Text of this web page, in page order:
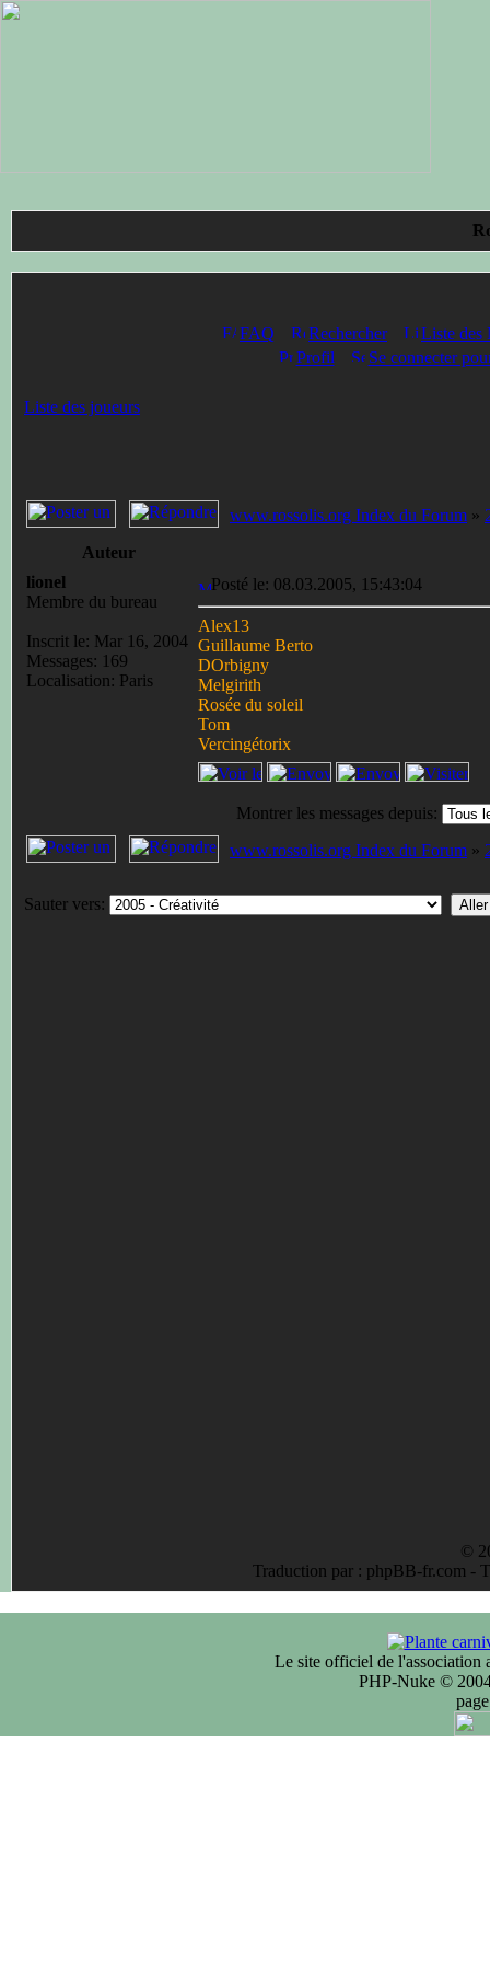
FAQ Rechercher
Liste des
Profil
Se connecter
Liste des joueurs
www.rossolis.org Index du Forum »
Auteur
lionel
Membre du bureau
Inscrit le: Mar 16, 2004
Messages: 169
Localisation: Paris
Posté le: 08.03.2005, 15:43:04
Alex13
Guillaume Berto
DOrbigny
Melgirith
Rosée du soleil
Tom
Vercingétorix
Montrer les messages depuis:
www.rossolis.org Index du Forum »
Sauter vers:
©
Traduction par : phpBB-fr.com -
Le site officiel de l'association
PHP-Nuke ©